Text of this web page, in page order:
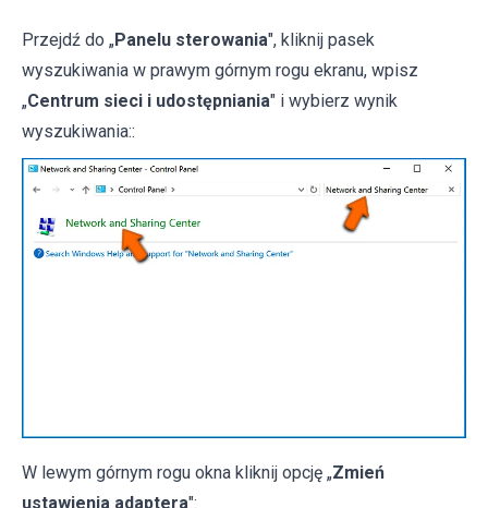
Przejdź do „Panelu sterowania", kliknij pasek
wyszukiwania w prawym górnym rogu ekranu, wpisz
„Centrum sieci i udostępniania" i wybierz wynik
wyszukiwania::
W lewym górnym rogu okna kliknij opcję „Zmień
ustawienia adaptera":